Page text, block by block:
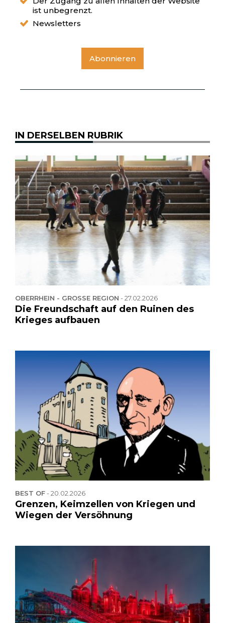
ist unbegrenzt.
Newsletters
Abonnieren
IN DERSELBEN RUBRIK
OBERRHEIN - GROSSE REGION -27.02.2026
Die Freundschaft auf den Ruinen des
Krieges aufbauen
BEST OF-20.02.2026
Grenzen, Keimzellen von Kriegen und
Wiegen der Versöhnung